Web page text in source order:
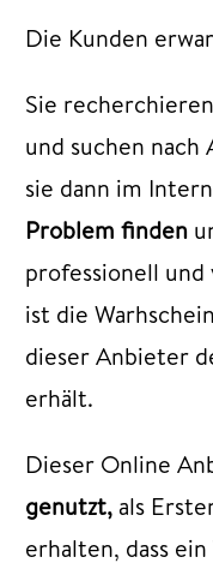
Die Kunden
Sie
und suchen nach
sie dann im
Problem finden
professionell
ist die
dieser Anbieter
erhält.
Dieser Online
genutzt, als
erhalten, dass